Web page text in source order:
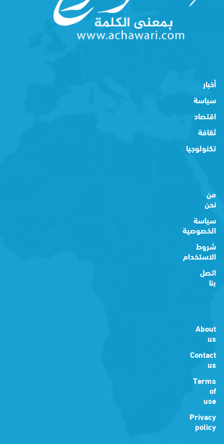
أخبار
سياسة
اقتصاد
ثقافة
تكنولوجيا
من
نحن
سياسة
الخصوصية
شروط
الاستخدام
اتصل
بنا
About
us
Contact
us
Terms
of
use
Privacy
policy